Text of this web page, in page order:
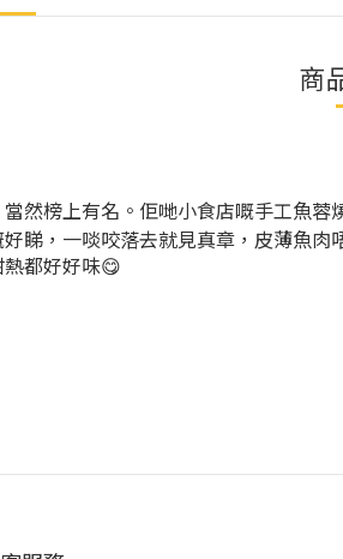
商
然榜上有名。佢哋小食店嘅手工魚
睇，一啖咬落去就見真章，皮薄魚肉
都好好味😋